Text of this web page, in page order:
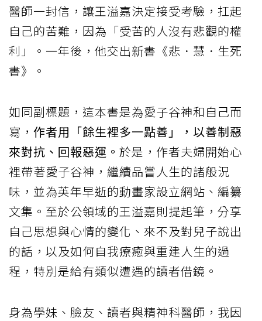
醫師一封信，讓王溢嘉決定接受考驗，扛起
自己的苦難，因為「受苦的人沒有悲觀的權
利」。一年後，他交出新書《悲．慧．生死
書》。
如同副標題，這本書是為愛子谷神和自己而
寫， 作者用「餘生裡多一點善」，以善制惡
來對抗、回報惡運。 於是，作者夫婦開始心
裡帶著愛子谷神，繼續品嘗人生的諸般況
味，並為英年早逝的動畫家設立網站、編纂
文集。至於公領域的王溢嘉則提起筆，分享
自己思想與心情的變化、來不及對兒子說出
的話，以及如何自我療癒與重建人生的過
程，特別是給有類似遭遇的讀者借鏡。
身為學妹、臉友、讀者與精神科醫師，我因